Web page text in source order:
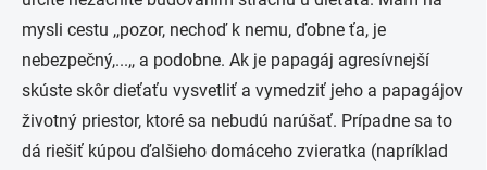
mysli cestu ,,pozor, nechoď k nemu, ďobne ťa, je
nebezpečný,...,, a podobne. Ak je papagáj agresívnejší
skúste skôr dieťaťu vysvetliť a vymedziť jeho a papagájov
životný priestor, ktoré sa nebudú narúšať. Prípadne sa to
dá riešiť kúpou ďalšieho domáceho zvieratka (napríklad